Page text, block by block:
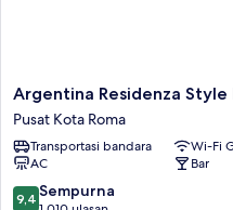
Argentina
Residenza
Style
Hotel
Pusat
Kota
Argentina Residenza Style
Pusat Kota Roma
Transportasi bandara
Wi-Fi
AC
Bar
9.4
9,4 Sempurna